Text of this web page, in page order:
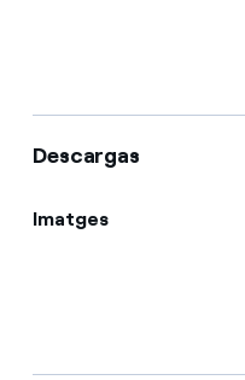
Descargas
Imatges